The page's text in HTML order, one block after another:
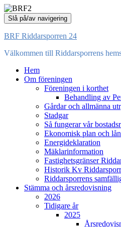
Slå på/av navigering
BRF Riddarsporren 24
Välkommen till Riddarsporrens
Hem
Om föreningen
Föreningen i korthet
Behandling av
Gårdar och allmänna
Stadgar
Så fungerar vår
Ekonomisk plan och
Energideklaration
Mäklarinformation
Fastighetsgränser
Historik Kv
Riddarsporrens
Stämma och årsredovisning
2026
Tidigare år
2025